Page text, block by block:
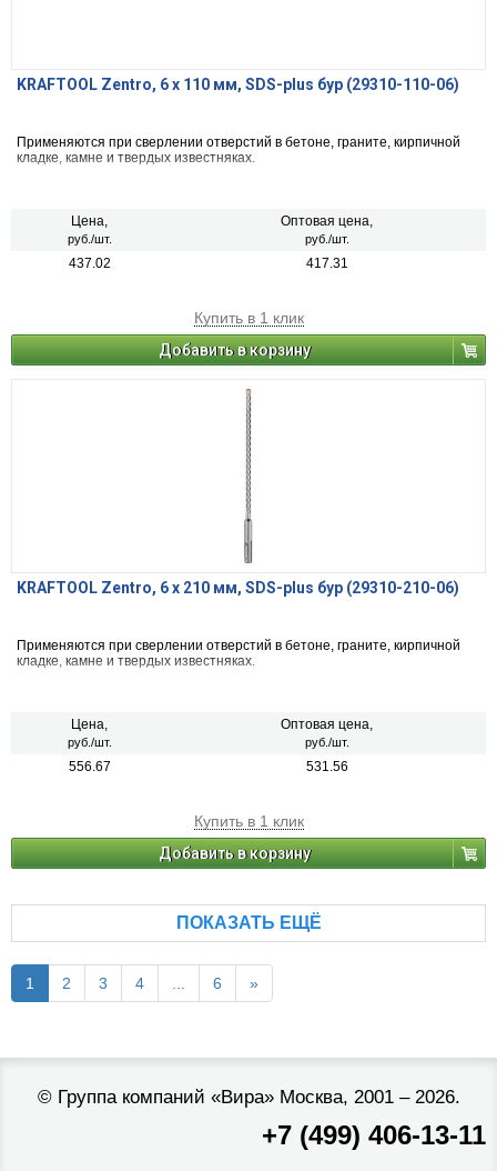
KRAFTOOL Zentro, 6 x 110 мм, SDS-plus бур (29310-110-06)
Применяются при сверлении отверстий в бетоне, граните, кирпичной
кладке, камне и твердых известняках.
Цена,
руб./шт.
Оптовая цена,
руб./шт.
437.02 417.31
Купить в 1 клик
Добавить в корзину
KRAFTOOL Zentro, 6 x 210 мм, SDS-plus бур (29310-210-06)
Применяются при сверлении отверстий в бетоне, граните, кирпичной
кладке, камне и твердых известняках.
Цена,
руб./шт.
Оптовая цена,
руб./шт.
556.67 531.56
Купить в 1 клик
Добавить в корзину
ПОКАЗАТЬ ЕЩЁ
1 2 3 4 ... 6 »
© Группа компаний «Вира»Москва, 2001 – 2026.
+7 (499) 406-13-11